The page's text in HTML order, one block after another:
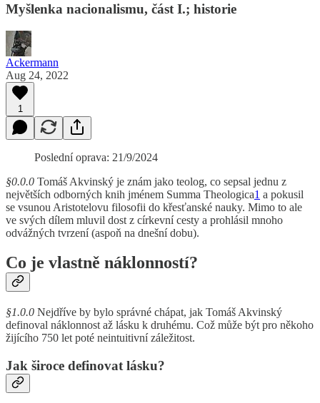
Myšlenka nacionalismu, část I.; historie
Ackermann
Aug 24, 2022
1
Poslední oprava: 21/9/2024
§0.0.0 Tomáš Akvinský je znám jako teolog, co sepsal jednu z
největších odborných knih jménem Summa Theologica1 a pokusil
se vsunou Aristotelovu filosofii do křesťanské nauky. Mimo to ale
ve svých dílem mluvil dost z církevní cesty a prohlásil mnoho
odvážných tvrzení (aspoň na dnešní dobu).
Co je vlastně náklonností?
§1.0.0 Nejdříve by bylo správné chápat, jak Tomáš Akvinský
definoval náklonnost až lásku k druhému. Což může být pro někoho
žijícího 750 let poté neintuitivní záležitost.
Jak široce definovat lásku?